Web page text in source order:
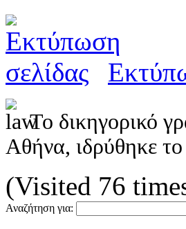
Το δικηγορικό
Αθήνα, ιδρύθηκε
(Visited 76
Αναζήτηση για: